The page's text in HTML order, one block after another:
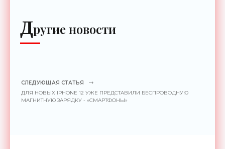
Другие новости
СЛЕДУЮЩАЯ СТАТЬЯ
ДЛЯ НОВЫХ IPHONE 12 УЖЕ ПРЕДСТАВИЛИ БЕСПРОВОДНУЮ
МАГНИТНУЮ ЗАРЯДКУ - «СМАРТФОНЫ»